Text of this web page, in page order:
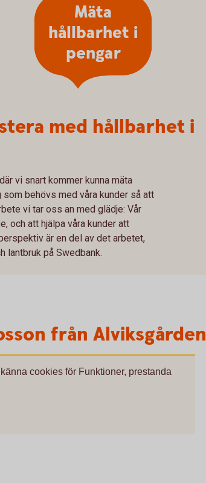
Mäta
hållbarhet i
pengar
med hållbarhet i
vi snart kommer kunna mäta
behövs med våra kunder så att
vi tar oss an med glädje: Vår
och att hjälpa våra kunder att
är en del av det arbetet,
lantbruk på Swedbank.
från Alviksgården
cookies för Funktioner, prestanda